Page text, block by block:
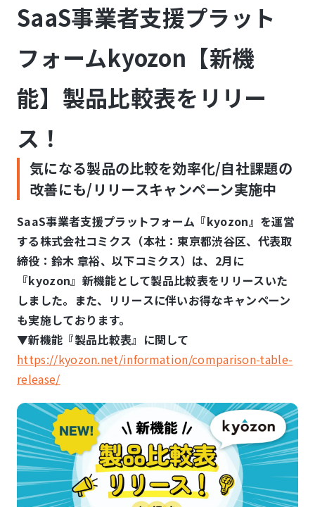
SaaS事業者支援プラット
フォームkyozon【新機
能】製品比較表をリリー
ス！
気になる製品の比較を効率化/自社課題の
改善にも/リリースキャンペーン実施中
SaaS事業者支援プラットフォーム『kyozon』を運営
する株式会社コミクス（本社：東京都渋⾕区、代表取
締役：鈴⽊ 章裕、以下コミクス）は、2月に
『kyozon』新機能として製品比較表をリリースいた
しました。また、リリースに伴いお得なキャンペーン
も実施しております。
▼新機能『製品比較表』に関して
https://kyozon.net/information/comparison-table-
release/